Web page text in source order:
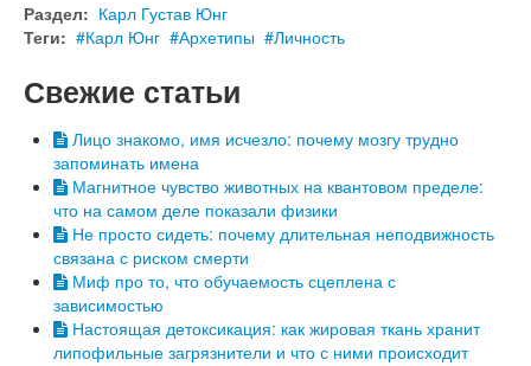
Раздел: Карл Густав Юнг
Теги:
Карл Юнг Архетипы Личность
Свежие статьи
Лицо знакомо, имя исчезло: почему мозгу трудно
запоминать имена
Магнитное чувство животных на квантовом пределе:
что на самом деле показали физики
Не просто сидеть: почему длительная неподвижность
связана с риском смерти
Миф про то, что обучаемость сцеплена с
зависимостью
Настоящая детоксикация: как жировая ткань хранит
липофильные загрязнители и что с ними происходит